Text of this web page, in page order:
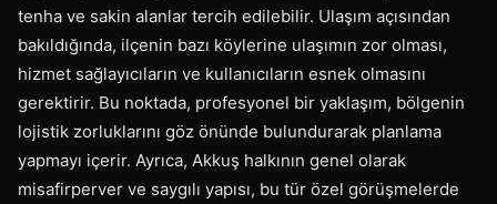
tenha ve sakin alanlar tercih edilebilir. Ulaşım açısından
bakıldığında, ilçenin bazı köylerine ulaşımın zor olması,
hizmet sağlayıcıların ve kullanıcıların esnek olmasını
gerektirir. Bu noktada, profesyonel bir yaklaşım, bölgenin
lojistik zorluklarını göz önünde bulundurarak planlama
yapmayı içerir. Ayrıca, Akkuş halkının genel olarak
misafirperver ve saygılı yapısı, bu tür özel görüşmelerde